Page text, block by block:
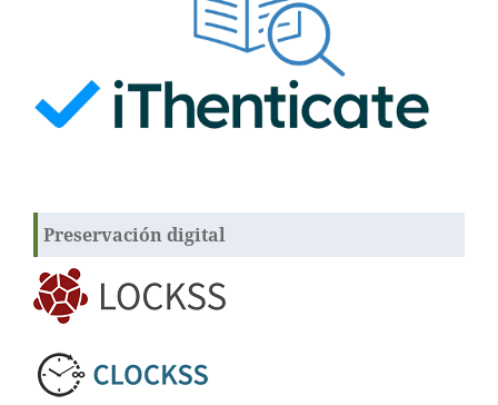
Preservación digital